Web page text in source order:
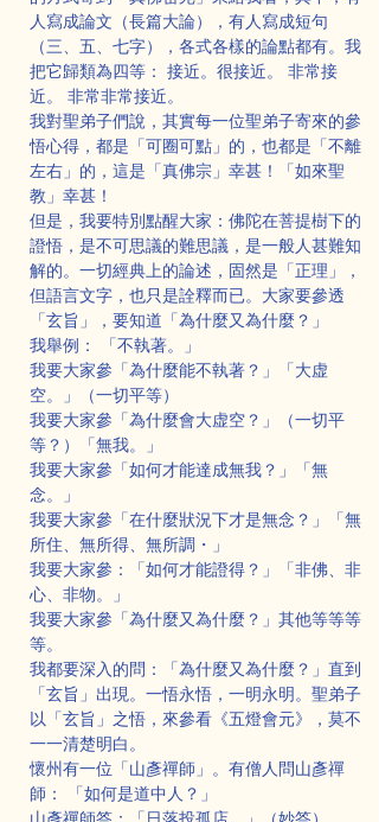
人寫成論文（長篇大論），有人寫成短句
（三、五、七字），各式各樣的論點都有。我
把它歸類為四等： 接近。很接近。 非常接
近。 非常非常接近。
我對聖弟子們說，其實每一位聖弟子寄來的參
悟心得，都是「可圈可點」的，也都是「不離
左右」的，這是「真佛宗」幸甚！「如來聖
教」幸甚！
但是，我要特別點醒大家：佛陀在菩提樹下的
證悟，是不可思議的難思議，是一般人甚難知
解的。一切經典上的論述，固然是「正理」，
但語言文字，也只是詮釋而已。大家要參透
「玄旨」，要知道「為什麼又為什麼？」
我舉例： 「不執著。」
我要大家參「為什麼能不執著？」「大虚
空。」（一切平等）
我要大家參「為什麼會大虚空？」（一切平
等？）「無我。」
我要大家參「如何才能達成無我？」「無
念。」
我要大家參「在什麼狀況下才是無念？」「無
所住、無所得、無所調・」
我要大家參：「如何才能證得？」「非佛、非
心、非物。」
我要大家參「為什麼又為什麼？」其他等等等
等。
我都要深入的問：「為什麼又為什麼？」直到
「玄旨」出現。一悟永悟，一明永明。聖弟子
以「玄旨」之悟，來參看《五燈會元》，莫不
一一清楚明白。
懷州有一位「山彥禪師」。有僧人問山彥禪
師： 「如何是道中人？」